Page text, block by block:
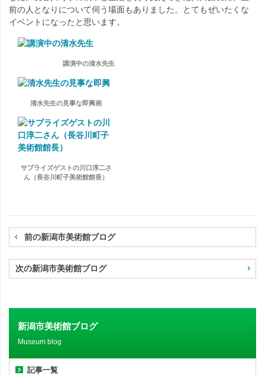
前の人となりについて伺う場面もありました。とてもぜいたくな
イベントになったと思います。
講演中の清水先生
清水先生の見事な即興画
サプライズゲストの川口淳二さ
ん（長谷川町子美術館館長）
前の新潟市美術館ブログ
次の新潟市美術館ブログ
新潟市美術館ブログ
Museum blog
記事一覧